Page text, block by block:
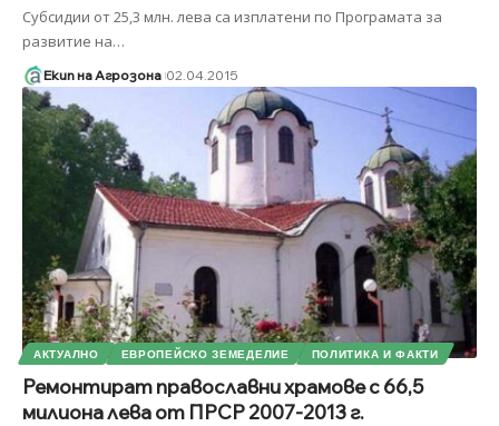
Субсидии от 25,3 млн. лева са изплатени по Програмата за
развитие на…
Екип на Агрозона 02.04.2015
АКТУАЛНО ЕВРОПЕЙСКО ЗЕМЕДЕЛИЕ ПОЛИТИКА И ФАКТИ
Ремонтират православни храмове с 66,5
милиона лева от ПРСР 2007-2013 г.